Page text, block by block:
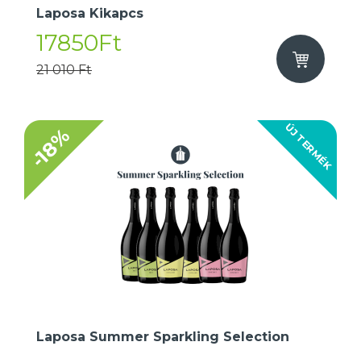
Laposa Kikapcs
17850Ft
21 010 Ft
ÚJ TERMÉK
-18%
Laposa Summer Sparkling Selection